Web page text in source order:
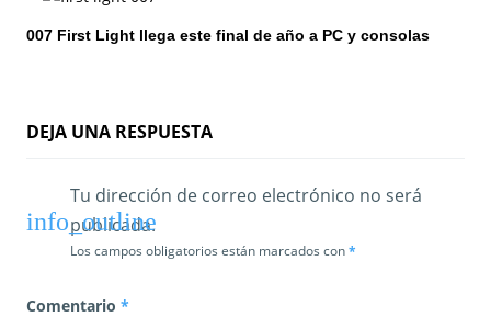
n
a
a
007 First Light llega este final de año a PC y consolas
DEJA UNA RESPUESTA
Tu dirección de correo electrónico no será
publicada.
Los campos obligatorios están marcados con*
Comentario *